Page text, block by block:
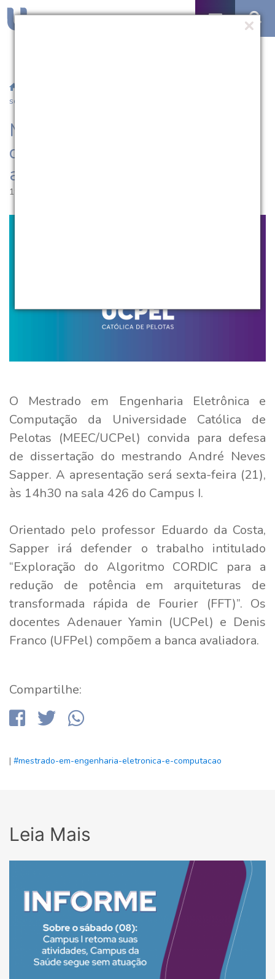
sobre algoritmo CORDIC
MEEC/UCPel convida para
defesa de dissertação sobre
algoritmo CORDIC
19.12.2018 | 09:08
O Mestrado em Engenharia Eletrônica e
Computação da Universidade Católica de
Pelotas (MEEC/UCPel) convida para defesa
de dissertação do mestrando André Neves
Sapper. A apresentação será sexta-feira (21),
às 14h30 na sala 426 do Campus I.
Orientado pelo professor Eduardo da Costa,
Sapper irá defender o trabalho intitulado
“Exploração do Algoritmo CORDIC para a
redução de potência em arquiteturas de
transformada rápida de Fourier (FFT)”. Os
docentes Adenauer Yamin (UCPel) e Denis
Franco (UFPel) compõem a banca avaliadora.
Compartilhe:
| #mestrado-em-engenharia-eletronica-e-computacao
Leia Mais